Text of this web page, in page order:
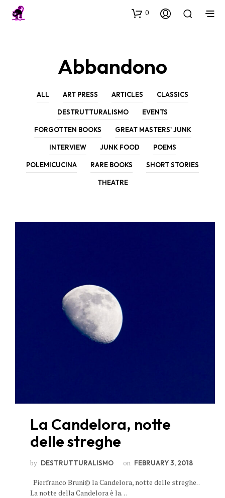
0
Abbandono
ALL ART PRESS ARTICLES CLASSICS
DESTRUTTURALISMO EVENTS
FORGOTTEN BOOKS GREAT MASTERS' JUNK
INTERVIEW JUNK FOOD POEMS
POLEMICUCINA RARE BOOKS SHORT STORIES
THEATRE
La Candelora, notte
delle streghe
by DESTRUTTURALISMO on FEBRUARY 3, 2018
Pierfranco Bruni© la Candelora, notte delle streghe. .
La notte della Candelora è la…